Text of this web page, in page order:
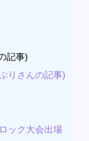
記事)
りさんの記事)
ック大会出場